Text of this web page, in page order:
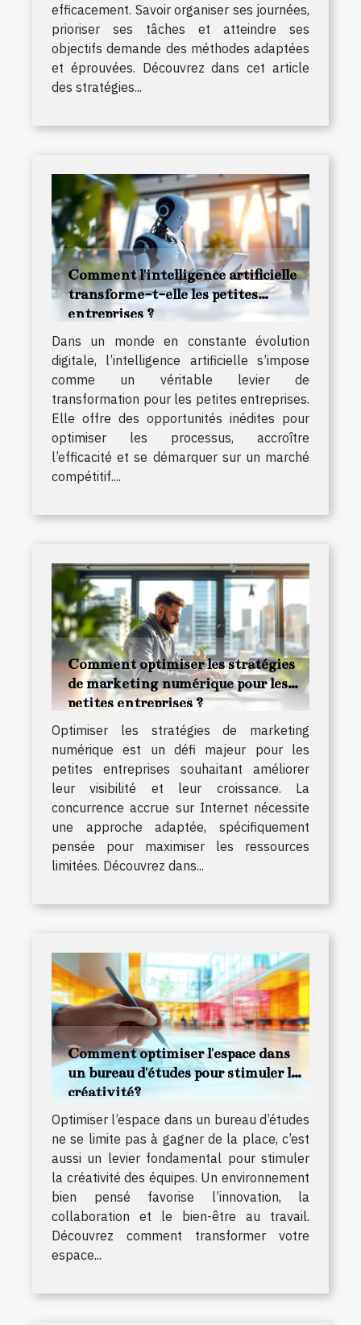
efficacement. Savoir organiser ses journées,
prioriser ses tâches et atteindre ses
objectifs demande des méthodes adaptées
et éprouvées. Découvrez dans cet article
des stratégies...
Comment l'intelligence artificielle
transforme-t-elle les petites
entreprises ?
Dans un monde en constante évolution
digitale, l’intelligence artificielle s’impose
comme un véritable levier de
transformation pour les petites entreprises.
Elle offre des opportunités inédites pour
optimiser les processus, accroître
l’efficacité et se démarquer sur un marché
compétitif....
Comment optimiser les stratégies
de marketing numérique pour les
petites entreprises ?
Optimiser les stratégies de marketing
numérique est un défi majeur pour les
petites entreprises souhaitant améliorer
leur visibilité et leur croissance. La
concurrence accrue sur Internet nécessite
une approche adaptée, spécifiquement
pensée pour maximiser les ressources
limitées. Découvrez dans...
Comment optimiser l'espace dans
un bureau d'études pour stimuler la
créativité?
Optimiser l’espace dans un bureau d’études
ne se limite pas à gagner de la place, c’est
aussi un levier fondamental pour stimuler
la créativité des équipes. Un environnement
bien pensé favorise l’innovation, la
collaboration et le bien-être au travail.
Découvrez comment transformer votre
espace...